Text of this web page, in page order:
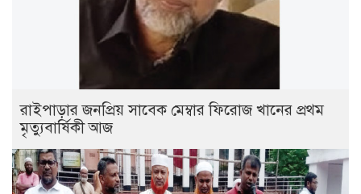
রাইপাড়ার জনপ্রিয় সাবেক মেম্বার ফিরোজ খানের প্রথম
মৃত্যুবার্ষিকী আজ